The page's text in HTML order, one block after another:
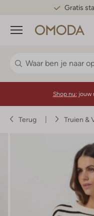
Gratis
Menu
Shop nu: jouw
Terug Truien &